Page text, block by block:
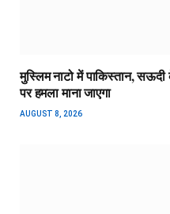
मुस्लिम नाटो में पाकिस्तान,
पर हमला माना जाएगा
AUGUST 8, 2026